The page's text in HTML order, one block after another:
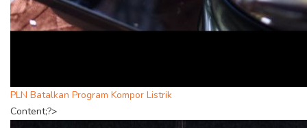
PLN Batalkan Program Kompor Listrik
Content;?>